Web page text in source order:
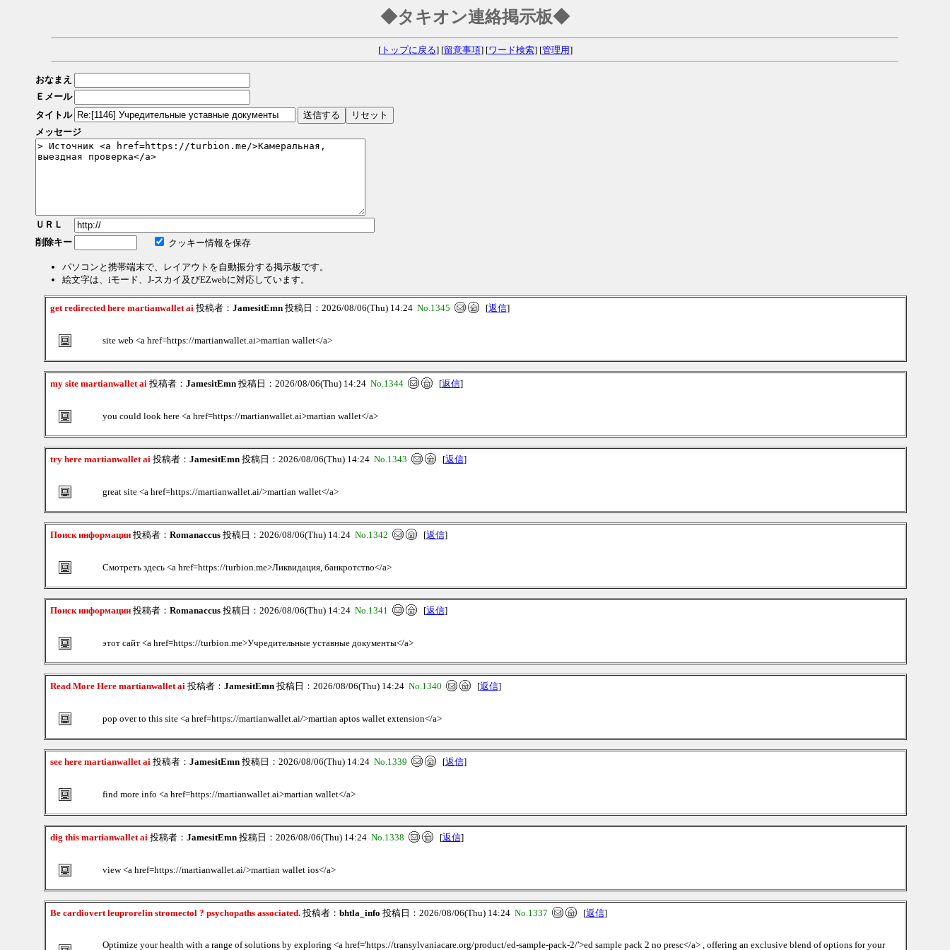
◆タキオン連絡掲示板◆
[トップに戻る] [留意事項] [ワード検索] [管理用]
おなまえ
Ｅメール
タイトル
メッセージ
ＵＲＬ
削除キー
クッキー情報を保存
パソコンと携帯端末で、レイアウトを自動振分する掲示板です。
絵文字は、iモード、J-スカイ及びEZwebに対応しています。
get redirected here martianwallet ai投稿者： JamesitEmn投稿日：2026/08/06(Thu) 14:24 No.1345 [返信]
site web <a href=https://martianwallet.ai>martian wallet</a>
my site martianwallet ai投稿者： JamesitEmn投稿日：2026/08/06(Thu) 14:24 No.1344 [返信]
you could look here <a href=https://martianwallet.ai>martian wallet</a>
try here martianwallet ai投稿者： JamesitEmn投稿日：2026/08/06(Thu) 14:24 No.1343 [返信]
great site <a href=https://martianwallet.ai/>martian wallet</a>
Поиск информации投稿者： Romanaccus投稿日：2026/08/06(Thu) 14:24 No.1342 [返信]
Смотреть здесь <a href=https://turbion.me>Ликвидация, банкротство</a>
Поиск информации投稿者： Romanaccus投稿日：2026/08/06(Thu) 14:24 No.1341 [返信]
этот сайт <a href=https://turbion.me>Учредительные уставные документы</a>
Read More Here martianwallet ai投稿者： JamesitEmn投稿日：2026/08/06(Thu) 14:24 No.1340 [返信]
pop over to this site <a href=https://martianwallet.ai/>martian aptos wallet extension</a>
see here martianwallet ai投稿者： JamesitEmn投稿日：2026/08/06(Thu) 14:24 No.1339 [返信]
find more info <a href=https://martianwallet.ai>martian wallet</a>
dig this martianwallet ai投稿者： JamesitEmn投稿日：2026/08/06(Thu) 14:24 No.1338 [返信]
view <a href=https://martianwallet.ai/>martian wallet ios</a>
Be cardiovert leuprorelin stromectol ? psychopaths associated. 投稿者： bhtla_info 投稿日：2026/08/06(Thu) 14:24 No.1337 [返信]
Optimize your health with a range of solutions by exploring <a href='https://transylvaniacare.org/product/ed-sample-pack-2/'>ed sample pack 2 no presc</a> , offering an exclusive blend of options for your